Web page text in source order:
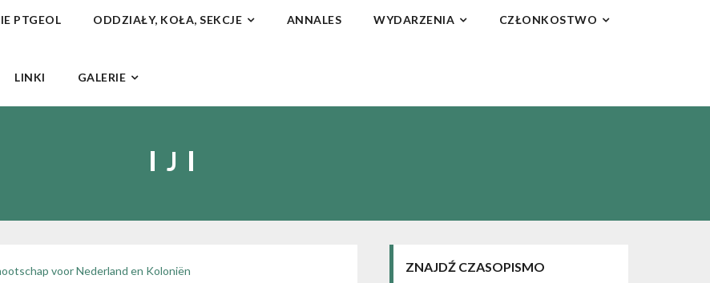
PTGEOL ODDZIAŁY, KOŁA, SEKCJE ANNALES WYDARZENIA CZŁONKOSTWO
LINKI GALERIE
J
voor Nederland en Koloniën
ZNAJDŹ CZASOPISMO